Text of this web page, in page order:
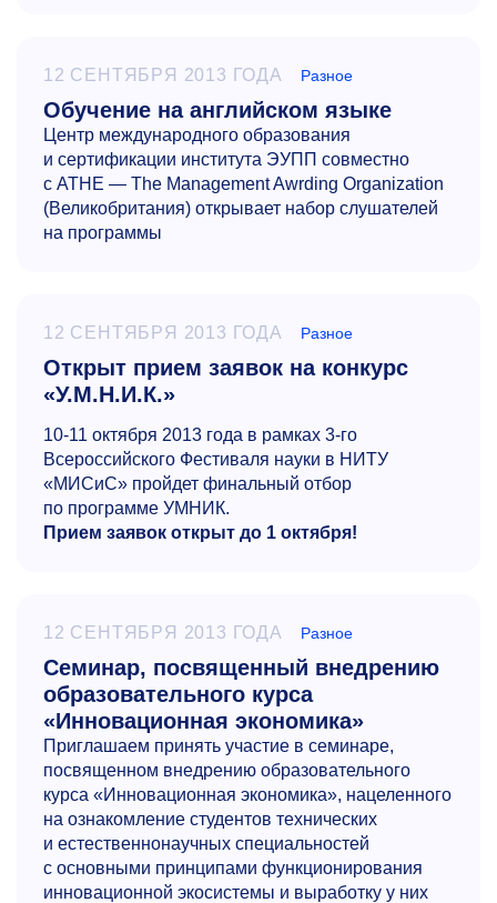
12 СЕНТЯБРЯ 2013 ГОДА Разное
Обучение на английском языке
Центр международного образования
и сертификации института ЭУПП совместно
с ATHE — The Management Awrding Organization
(Великобритания) открывает набор слушателей
на программы
12 СЕНТЯБРЯ 2013 ГОДА Разное
Открыт прием заявок на конкурс
«У.М.Н.И.К.»
10-11 октября 2013 года в рамках 3-го
Всероссийского Фестиваля науки в НИТУ
«МИСиС» пройдет финальный отбор
по программе УМНИК.
Прием заявок открыт до 1 октября!
12 СЕНТЯБРЯ 2013 ГОДА Разное
Семинар, посвященный внедрению
образовательного курса
«Инновационная экономика»
Приглашаем принять участие в семинаре,
посвященном внедрению образовательного
курса «Инновационная экономика», нацеленного
на ознакомление студентов технических
и естественнонаучных специальностей
с основными принципами функционирования
инновационной экосистемы и выработку у них